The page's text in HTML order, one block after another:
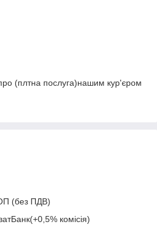
(плтна послуга)нашим кур'єром
(без ПДВ)
комісія)